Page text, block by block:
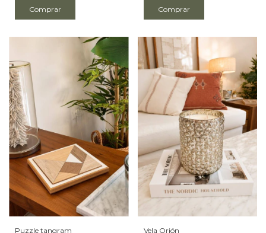
Puzzle tangram Vela Orión